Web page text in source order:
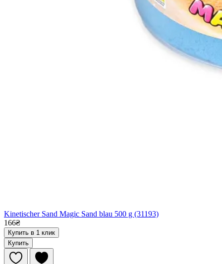
Kinetischer Sand Magic Sand blau 500 g (31193)
166₴
Купить в 1 клик
Купить